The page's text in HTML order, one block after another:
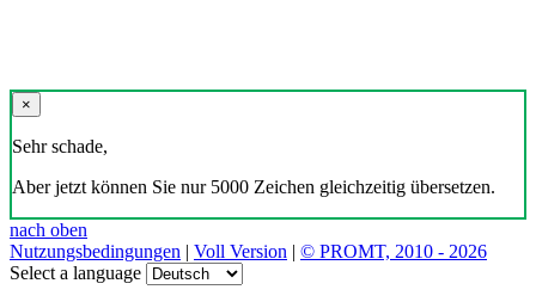
×
Sehr schade,
Aber jetzt können Sie nur 5000 Zeichen gleichzeitig übersetzen.
nach oben
Nutzungsbedingungen | Voll Version | © PROMT, 2010 - 2026
Select a language